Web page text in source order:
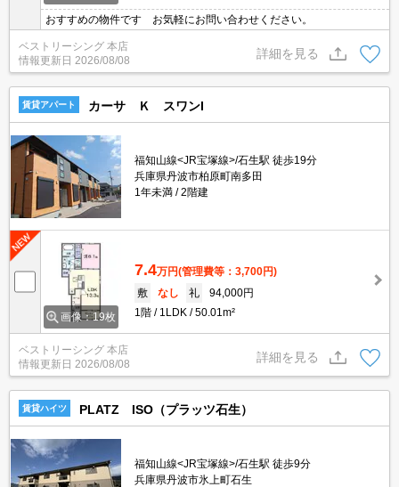
おすすめの物件です お気軽にお問い合わせください。
ベストリーシング 本店
情報更新日 2026/08/08
詳細を見る
賃貸アパート カーサ Ｋ スワンI
福知山線<JR宝塚線>/石生駅 徒歩19分
兵庫県丹波市柏原町南多田
1年未満
2階建
画像：19枚
7.4万円(管理費等：3,700円)
敷
なし 礼
94,000円
1階
1LDK 50.01m²
ベストリーシング 本店
情報更新日 2026/08/08
詳細を見る
賃貸ハイツ PLATZ ISO（プラッツ石生）
福知山線<JR宝塚線>/石生駅 徒歩9分
兵庫県丹波市氷上町石生